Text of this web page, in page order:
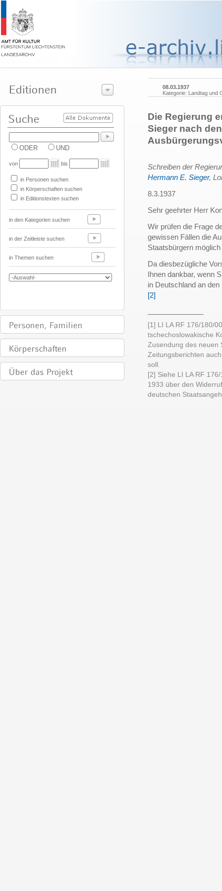
ODER UND
von bis
in Personen suchen
in Körperschaften suchen
in Editionstexten suchen
in den Kategorien suchen
in der Zeitleiste suchen
in Themen suchen
08.03.1937
Kategorie: Landtag und
Die Regierung
Sieger nach
Schreiben der
Hermann E. Sieger,
8.3.1937
Sehr geehrter Herr
Wir prüfen die Frage
gewissen Fällen die
Staatsbürgern
Da diesbezügliche
Ihnen dankbar, wenn
in Deutschland an
[2]
[1] LI LA RF 176/180/
tschechoslowakische
Zusendung des neuen
Zeitungsberichten
soll.
[2] Siehe LI LA RF
1933 über den
deutschen